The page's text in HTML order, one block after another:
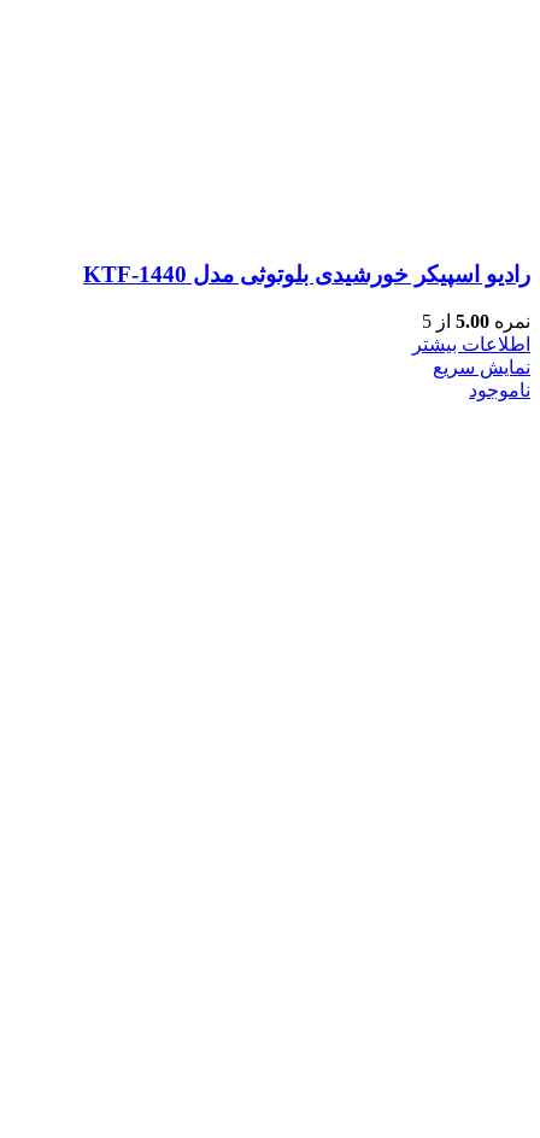
رادیو اسپیکر خورشیدی بلوتوثی مدل KTF-1440
نمره 5.00 از 5
اطلاعات بیشتر
نمایش سریع
ناموجود